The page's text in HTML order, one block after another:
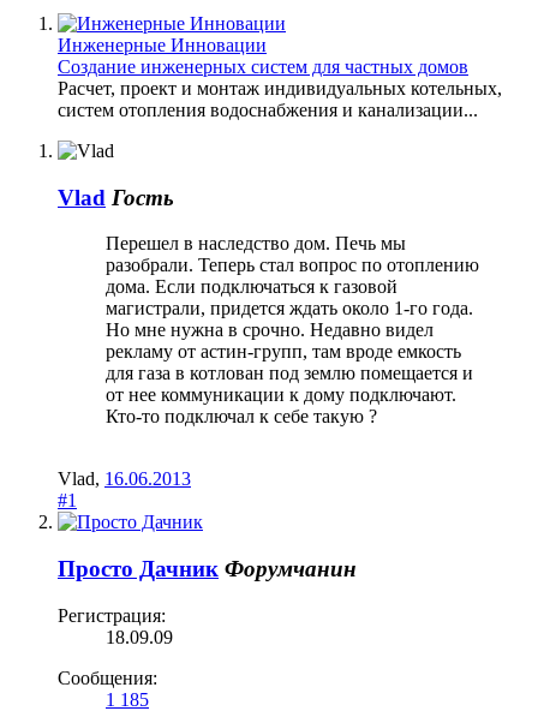
Инженерные Инновации
Создание инженерных систем для частных домов
Расчет, проект и монтаж индивидуальных котельных,
систем отопления водоснабжения и канализации...
Vlad Гость
Перешел в наследство дом. Печь мы
разобрали. Теперь стал вопрос по отоплению
дома. Если подключаться к газовой
магистрали, придется ждать около 1-го года.
Но мне нужна в срочно. Недавно видел
рекламу от астин-групп, там вроде емкость
для газа в котлован под землю помещается и
от нее коммуникации к дому подключают.
Кто-то подключал к себе такую ?
Vlad, 16.06.2013
#1
Просто Дачник Форумчанин
Регистрация:
18.09.09
Сообщения:
1 185